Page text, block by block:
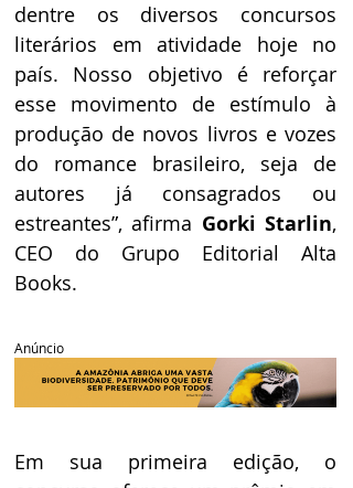
dentre os diversos concursos
literários em atividade hoje no
país. Nosso objetivo é reforçar
esse movimento de estímulo à
produção de novos livros e vozes
do romance brasileiro, seja de
autores já consagrados ou
estreantes”, afirma Gorki Starlin,
CEO do Grupo Editorial Alta
Books.
Anúncio
Em sua primeira edição, o